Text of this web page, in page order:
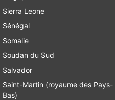
Sierra Leone
Sénégal
Somalie
Soudan du Sud
Salvador
Saint-Martin (royaume des Pays-
Bas)